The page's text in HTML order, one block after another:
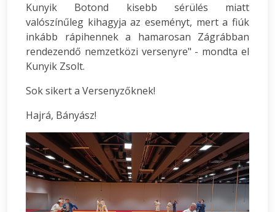
Kunyik Botond kisebb sérülés miatt
valószínűleg kihagyja az eseményt, mert a fiúk
inkább rápihennek a hamarosan Zágrábban
rendezendő nemzetközi versenyre" - mondta el
Kunyik Zsolt.
Sok sikert a Versenyzőknek!
Hajrá, Bányász!